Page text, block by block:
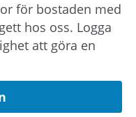
eller
sms.
sidor.
för bostaden med
hos oss. Logga
att göra en